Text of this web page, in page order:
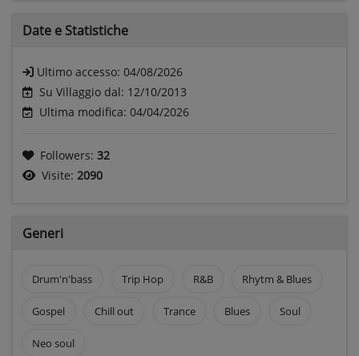
Date e Statistiche
Ultimo accesso: 04/08/2026
Su Villaggio dal: 12/10/2013
Ultima modifica: 04/04/2026
Followers: 32
Visite: 2090
Generi
Drum'n'bass Trip Hop R&B Rhytm & Blues
Gospel Chill out Trance Blues Soul
Neo soul